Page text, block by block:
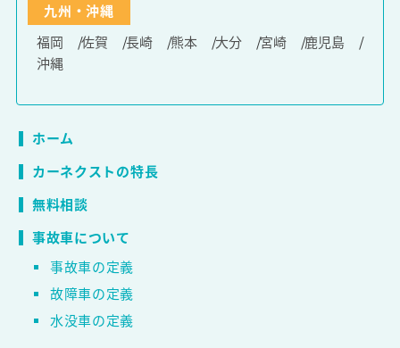
九州・沖縄
福岡
佐賀 長崎 熊本 大分 宮崎
鹿児島
沖縄
ホーム
カーネクストの特長
無料相談
事故車について
事故車の定義
故障車の定義
水没車の定義